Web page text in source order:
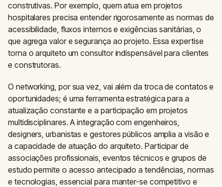
construtivas. Por exemplo, quem atua em projetos
hospitalares precisa entender rigorosamente as normas de
acessibilidade, fluxos internos e exigências sanitárias, o
que agrega valor e segurança ao projeto. Essa expertise
torna o arquiteto um consultor indispensável para clientes
e construtoras.
O networking, por sua vez, vai além da troca de contatos e
oportunidades; é uma ferramenta estratégica para a
atualização constante e a participação em projetos
multidisciplinares. A integração com engenheiros,
designers, urbanistas e gestores públicos amplia a visão e
a capacidade de atuação do arquiteto. Participar de
associações profissionais, eventos técnicos e grupos de
estudo permite o acesso antecipado a tendências, normas
e tecnologias, essencial para manter-se competitivo e